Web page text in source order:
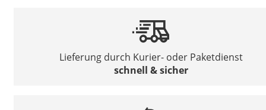
Lieferung durch Kurier- oder Paketdienst
schnell & sicher